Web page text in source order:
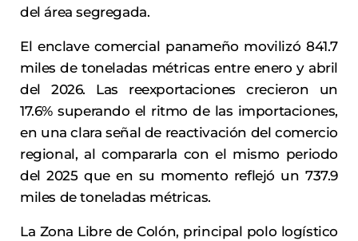
del área segregada.
El enclave comercial panameño movilizó 841.7
miles de toneladas métricas entre enero y abril
del 2026. Las reexportaciones crecieron un
17.6% superando el ritmo de las importaciones,
en una clara señal de reactivación del comercio
regional, al compararla con el mismo periodo
del 2025 que en su momento reflejó un 737.9
miles de toneladas métricas.
La Zona Libre de Colón, principal polo logístico